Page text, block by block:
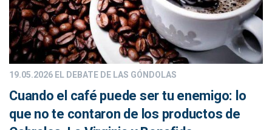
19.05.2026EL DEBATE DE LAS GÓNDOLAS
Cuando el café puede ser tu enemigo: lo
que no te contaron de los productos de